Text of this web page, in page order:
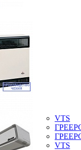
VTS
VTS